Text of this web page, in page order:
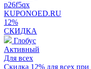
p26f5qx
KUPONOED.RU
12%
СКИДКА
Глобус
Активный
Для всех
Скидка 12% для всех при